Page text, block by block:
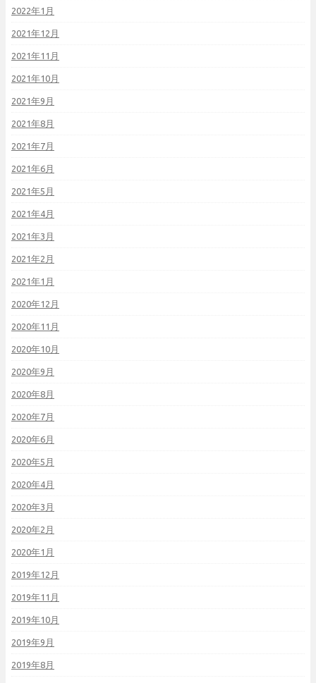
2022年1月
2021年12月
2021年11月
2021年10月
2021年9月
2021年8月
2021年7月
2021年6月
2021年5月
2021年4月
2021年3月
2021年2月
2021年1月
2020年12月
2020年11月
2020年10月
2020年9月
2020年8月
2020年7月
2020年6月
2020年5月
2020年4月
2020年3月
2020年2月
2020年1月
2019年12月
2019年11月
2019年10月
2019年9月
2019年8月